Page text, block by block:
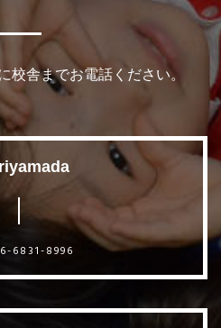
校舎までお電話ください。
6831-8996